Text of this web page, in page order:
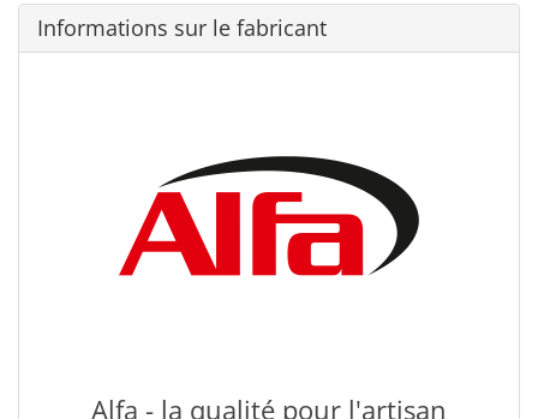
Informations sur le fabricant
Alfa - la qualité pour l'artisan